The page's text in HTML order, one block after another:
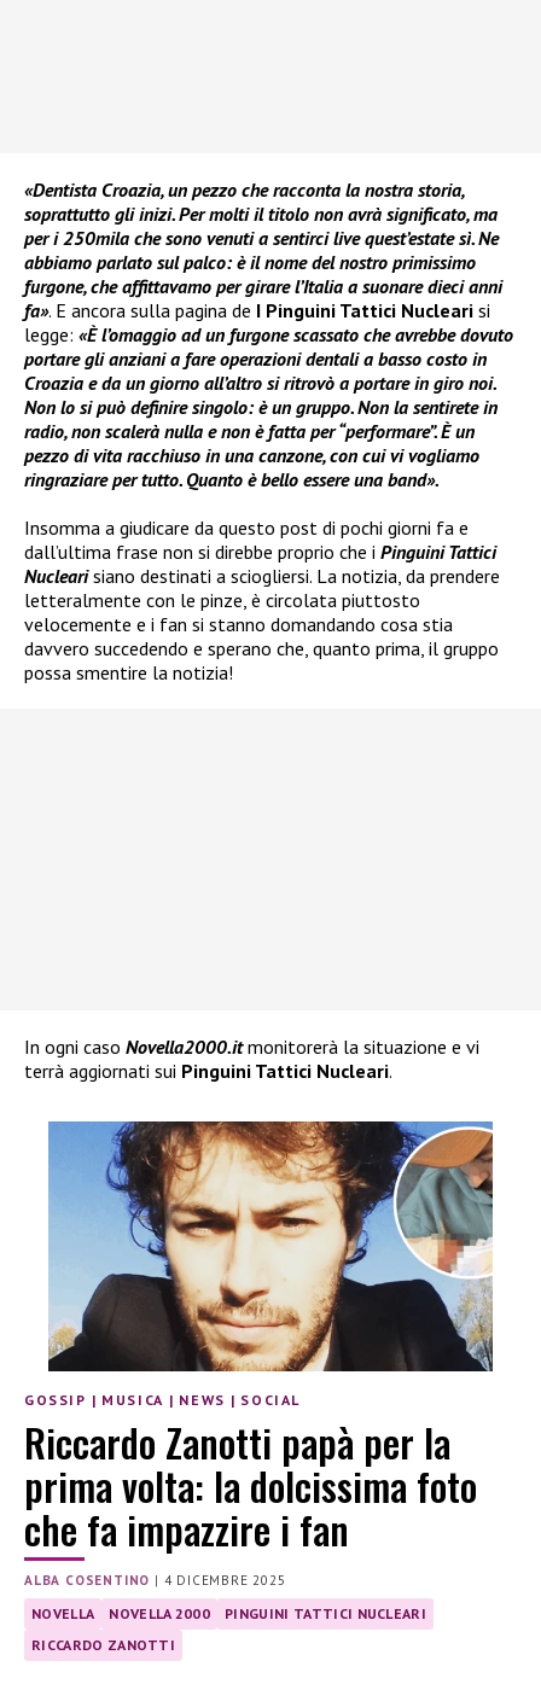
«Dentista Croazia, un pezzo che racconta la nostra storia,
soprattutto gli inizi. Per molti il titolo non avrà significato, ma
per i 250mila che sono venuti a sentirci live quest’estate sì. Ne
abbiamo parlato sul palco: è il nome del nostro primissimo
furgone, che affittavamo per girare l’Italia a suonare dieci anni
fa». E ancora sulla pagina de I Pinguini Tattici Nucleari si
legge: «È l’omaggio ad un furgone scassato che avrebbe dovuto
portare gli anziani a fare operazioni dentali a basso costo in
Croazia e da un giorno all’altro si ritrovò a portare in giro noi.
Non lo si può definire singolo: è un gruppo. Non la sentirete in
radio, non scalerà nulla e non è fatta per “performare”. È un
pezzo di vita racchiuso in una canzone, con cui vi vogliamo
ringraziare per tutto. Quanto è bello essere una band».
Insomma a giudicare da questo post di pochi giorni fa e
dall’ultima frase non si direbbe proprio che i Pinguini Tattici
Nuclearisiano destinati a sciogliersi. La notizia, da prendere
letteralmente con le pinze, è circolata piuttosto
velocemente e i fan si stanno domandando cosa stia
davvero succedendo e sperano che, quanto prima, il gruppo
possa smentire la notizia!
In ogni caso Novella2000.itmonitorerà la situazione e vi
terrà aggiornati sui Pinguini Tattici Nucleari.
GOSSIP | MUSICA | NEWS | SOCIAL
Riccardo Zanotti papà per la
prima volta: la dolcissima foto
che fa impazzire i fan
ALBA COSENTINO | 4 DICEMBRE 2025
NOVELLA NOVELLA 2000
PINGUINI TATTICI NUCLEARI
RICCARDO ZANOTTI